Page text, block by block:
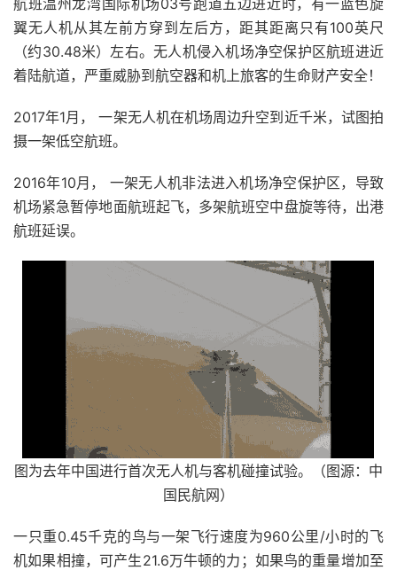
翼无人机从其左前方穿到左后方，距其距离只有100英尺
（约30.48米）左右。无人机侵入机场净空保护区航班进近
着陆航道，严重威胁到航空器和机上旅客的生命财产安全！
2017年1月， 一架无人机在机场周边升空到近千米，试图拍
摄一架低空航班。
2016年10月， 一架无人机非法进入机场净空保护区，导致
机场紧急暂停地面航班起飞，多架航班空中盘旋等待，出港
航班延误。
图为去年中国进行首次无人机与客机碰撞试验。（图源：中
国民航网）
一只重0.45千克的鸟与一架飞行速度为960公里/小时的飞
机如果相撞，可产生21.6万牛顿的力；如果鸟的重量增加至